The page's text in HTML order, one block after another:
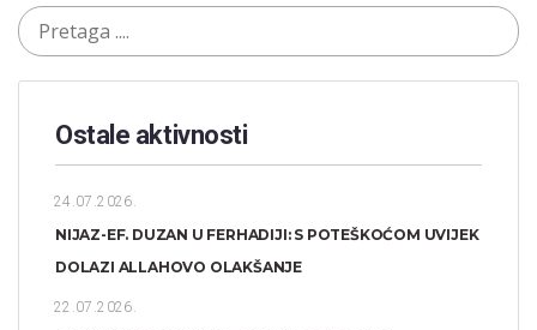
Ostale aktivnosti
24.07.2026.
NIJAZ-EF. DUZAN U FERHADIJI: S POTEŠKOĆOM UVIJEK
DOLAZI ALLAHOVO OLAKŠANJE
22.07.2026.